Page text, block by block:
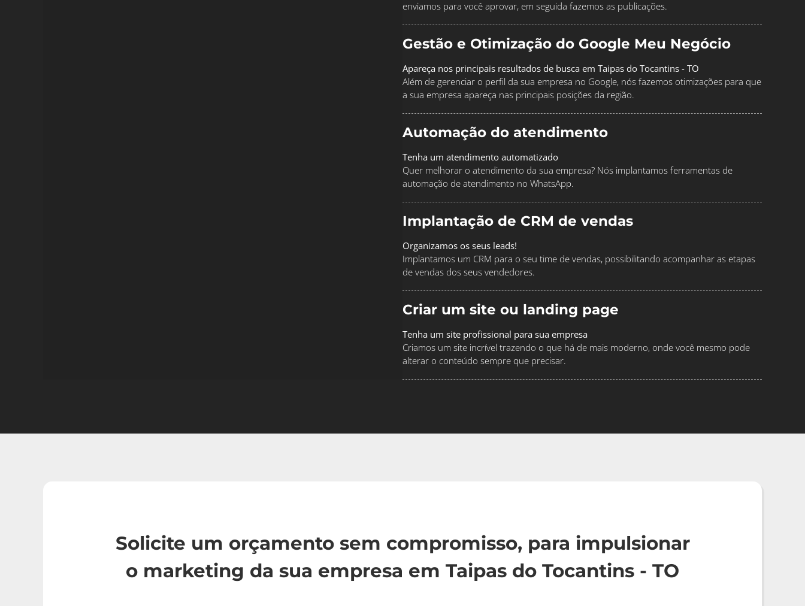
enviamos para você aprovar, em seguida fazemos as publicações.
Gestão e Otimização do Google Meu Negócio
Apareça nos principais resultados de busca em Taipas do Tocantins - TO
Além de gerenciar o perfil da sua empresa no Google, nós fazemos otimizações para que
a sua empresa apareça nas principais posições da região.
Automação do atendimento
Tenha um atendimento automatizado
Quer melhorar o atendimento da sua empresa? Nós implantamos ferramentas de
automação de atendimento no WhatsApp.
Implantação de CRM de vendas
Organizamos os seus leads!
Implantamos um CRM para o seu time de vendas, possibilitando acompanhar as etapas
de vendas dos seus vendedores.
Criar um site ou landing page
Tenha um site profissional para sua empresa
Criamos um site incrível trazendo o que há de mais moderno, onde você mesmo pode
alterar o conteúdo sempre que precisar.
Solicite um orçamento sem compromisso, para impulsionar
o marketing da sua empresa em Taipas do Tocantins - TO